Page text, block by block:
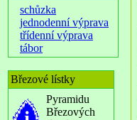
schůzka
jednodenní výprava
třídenní výprava
tábor
Březové lístky
Pyramidu
Březových